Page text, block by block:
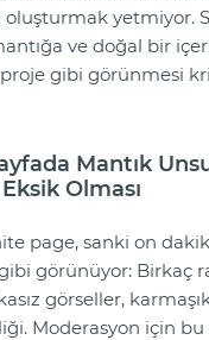
yetmiyor.
ve doğal bir
proje gibi görünmesi
Mantık
Olması
page, sanki on
görünüyor: Birkaç
görseller,
Moderasyon için